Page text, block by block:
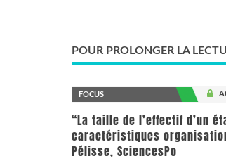
POUR PROLONGER LA
FOCUS
“La taille de l’effectif d’un
caractéristiques
Pélisse, SciencesPo